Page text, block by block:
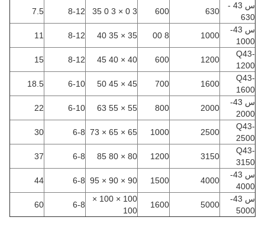
س 43 -
630
630
600
8-12
7.5
س 43-
1000
1000
35 × 35 40
8-12
11
Q43-
1200
1200
600
40 × 40 45
8-12
15
Q43-
1600
1600
700
45 × 45 50
6-10
18.5
س 43-
2000
2000
800
55 × 55 63
6-10
22
Q43-
2500
2500
1000
65 × 65 × 73
6-8
30
Q43-
3150
3150
1200
80 × 80 85
6-8
37
س 43-
4000
4000
1500
90 × 90 × 95
6-8
44
س 43-
5000
5000
1600
100 × 100 ×
100
6-8
60